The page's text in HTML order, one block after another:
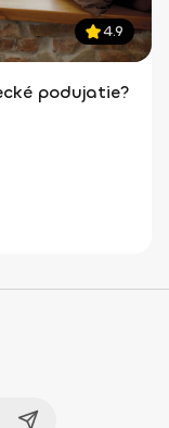
4.9
podujatie?